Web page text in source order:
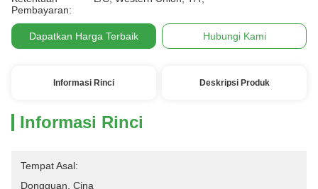
Pembayaran:
Dapatkan Harga Terbaik Hubungi Kami
Informasi Rinci Deskripsi Produk
Informasi Rinci
Tempat Asal:
Dongguan, Cina